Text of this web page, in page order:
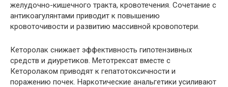
желудочно-кишечного тракта, кровотечения. Сочетание с
антикоагулянтами приводит к повышению
кровоточивости и развитию массивной кровопотери.
Кеторолак снижает эффективность гипотензивных
средств и диуретиков. Метотрексат вместе с
Кеторолаком приводят к гепатотоксичности и
поражению почек. Наркотические анальгетики усиливают